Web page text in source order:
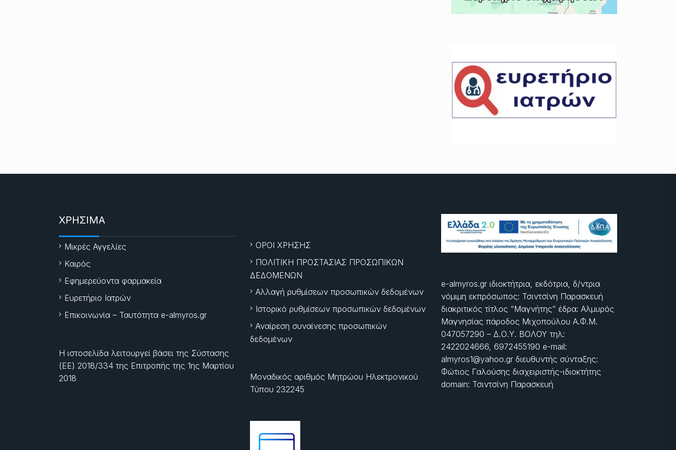
ΧΡΗΣΙΜΑ
Μικρές Αγγελίες
Καιρός
Εφημερεύοντα φαρμακεία
Ευρετήριο Ιατρών
Επικοινωνία – Ταυτότητα e-almyros.gr
Η ιστοσελίδα λειτουργεί βάσει της Σύστασης
(ΕΕ) 2018/334 της Επιτροπής της 1ης Μαρτίου
2018
ΟΡΟΙ ΧΡΗΣΗΣ
ΠΟΛΙΤΙΚΗ ΠΡΟΣΤΑΣΙΑΣ ΠΡΟΣΩΠΙΚΩΝ
ΔΕΔΟΜΕΝΩΝ
Αλλαγή ρυθμίσεων προσωπικών δεδομένων
Ιστορικό ρυθμίσεων προσωπικών δεδομένων
Αναίρεση συναίνεσης προσωπικών
δεδομένων
Μοναδικός αριθμός Μητρώου Ηλεκτρονικού
Τύπου 232245
e-almyros.gr ιδιοκτήτρια, εκδότρια, δ/ντρια
νόμιμη εκπρόσωπος: Τσιντσίνη Παρασκευή
διακριτικός τίτλος “Μαγνήτης” έδρα: Αλμυρός
Μαγνησίας πάροδος Μιχοπούλου Α.Φ.Μ.
047057290 – Δ.Ο.Υ. ΒΟΛΟΥ τηλ:
2422024666, 6972455190 e-mail:
almyros1@yahoo.gr διευθυντής σύνταξης:
Φώτιος Γαλούσης διαχειριστής-ιδιοκτήτης
domain: Τσιντσίνη Παρασκευή